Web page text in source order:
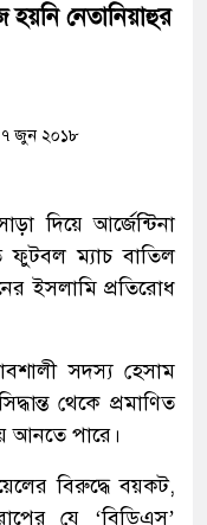
হয়নি নেতানিয়াহুর
৭ জুন ২০১৮
দিয়ে আর্জেন্টিনা
ফুটবল ম্যাচ বাতিল
ইসলামি প্রতিরোধ
সদস্য হেসাম
থেকে প্রমাণিত
আনতে পারে।
বিরুদ্ধে বয়কট,
যে ‘বিডিএস’